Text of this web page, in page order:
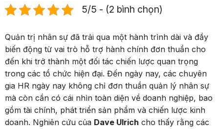
5/5 - (2 bình chọn)
Quản trị nhân sự đã trải qua một hành trình dài và đầy
biến động từ vai trò hỗ trợ hành chính đơn thuần cho
đến khi trở thành một đối tác chiến lược quan trọng
trong các tổ chức hiện đại. Đến ngày nay, các chuyên
gia HR ngày nay không chỉ đơn thuần quản lý nhân sự
mà còn cần có cái nhìn toàn diện về doanh nghiệp, bao
gồm tài chính, phát triển sản phẩm và chiến lược kinh
doanh. Nghiên cứu của Dave Ulrich cho thấy rằng các